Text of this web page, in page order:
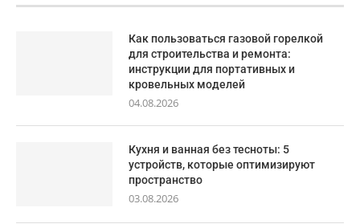
Как пользоваться газовой горелкой
для строительства и ремонта:
инструкции для портативных и
кровельных моделей
04.08.2026
Кухня и ванная без тесноты: 5
устройств, которые оптимизируют
пространство
03.08.2026